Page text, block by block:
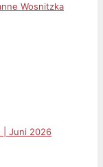
Wosnitzka
| Juni 2026